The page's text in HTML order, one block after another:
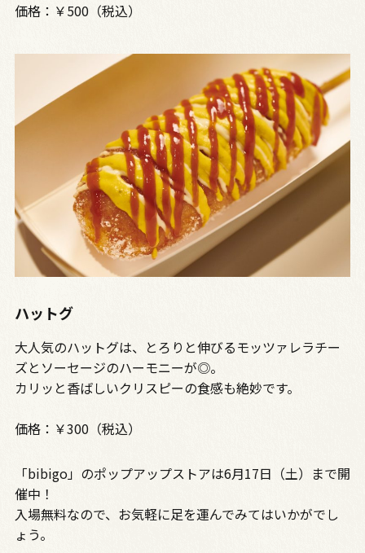
価格：￥500（税込）
ハットグ
大人気のハットグは、とろりと伸びるモッツァレラチー
ズとソーセージのハーモニーが◎。
カリッと香ばしいクリスピーの食感も絶妙です。
価格：￥300（税込）
「bibigo」のポップアップストアは6月17日（土）まで開
催中！
入場無料なので、お気軽に足を運んでみてはいかがでし
ょう。